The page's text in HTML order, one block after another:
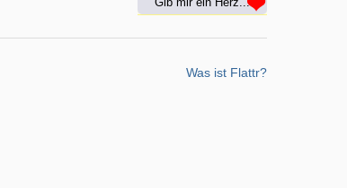
Was ist Flattr?